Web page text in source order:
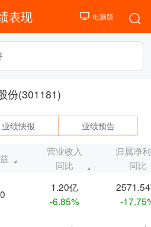
表现
份(301181)
业绩快报 业绩预告
营业收入
同比
归属净
同比
1.20亿
-6.85%
-